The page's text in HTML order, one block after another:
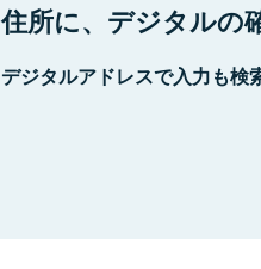
住所に、デジタルの
デジタルアドレスで入力も検